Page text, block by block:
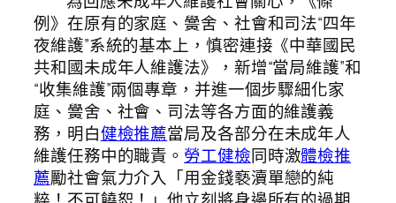
例》在原有的家庭、黌舍、社會和司法“四年
夜維護”系統的基本上，慎密連接《中華國民
共和國未成年人維護法》，新增“當局維護”和
“收集維護”兩個專章，并進一個步驟細化家
庭、黌舍、社會、司法等各方面的維護義
務，明白健檢推薦當局及各部分在未成年人
維護任務中的職責。 勞工健檢同時激體檢推
薦勵社會氣力介入「用金錢褻瀆單戀的純